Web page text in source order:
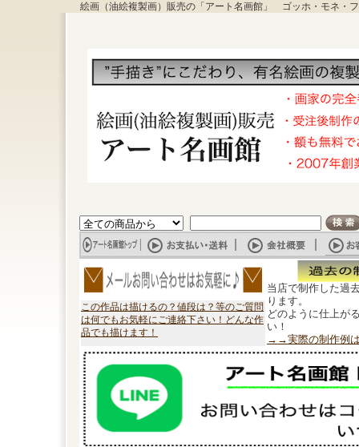
絵画（油絵複製画）販売の「アート名画館」 ゴッホ・モネ・
この作品は描けるの？値段は？等のご質問
は何でもお気軽にご連絡下さい！どんな作
品でも描けます！
当店で制作した過
ります。
どのように仕上が
い！
→→実際の制作例